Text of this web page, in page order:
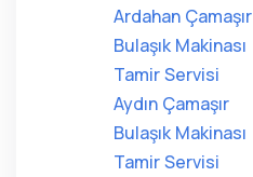
Ardahan Çamaşır
Bulaşık Makinası
Tamir Servisi
Aydın Çamaşır
Bulaşık Makinası
Tamir Servisi